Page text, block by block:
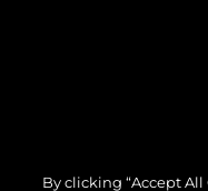
By clicking “Accept All